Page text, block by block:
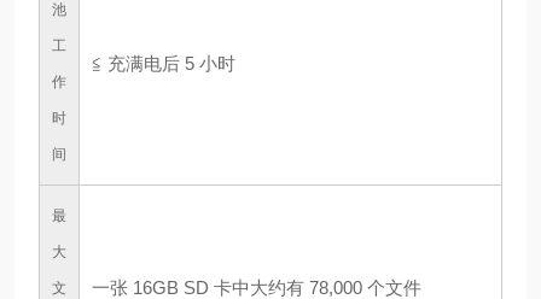
池
工
作
时
间
≦ 充满电后 5 小时
最
大
文 一张 16GB SD 卡中大约有 78,000 个文件